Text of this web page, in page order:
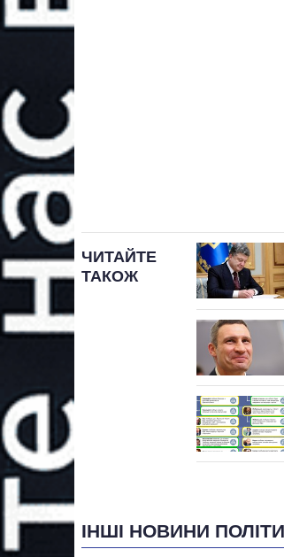
ЧИТАЙТЕ
ТАКОЖ
ІНШІ НОВИНИ